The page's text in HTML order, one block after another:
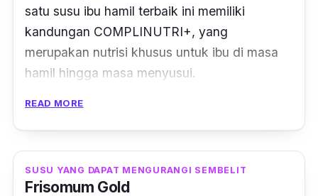
satu susu ibu hamil terbaik ini memiliki
kandungan COMPLINUTRI+, yang
merupakan nutrisi khusus untuk ibu di masa
hamil hingga masa menyusui.
Selain itu, susu ini juga dilengkapi dengan
kandungan zat besi yang berguna untuk
membantu mempercepat pertumbuhan tulang
pada janin. Hanya dengan satu gelas susu
SGM Bunda Presinutri setiap hari, kebutuhan
READ MORE
SUSU YANG DAPAT MENGURANGI SEMBELIT
Frisomum Gold